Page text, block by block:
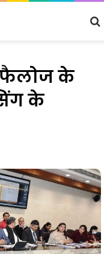
फैलोज के
के